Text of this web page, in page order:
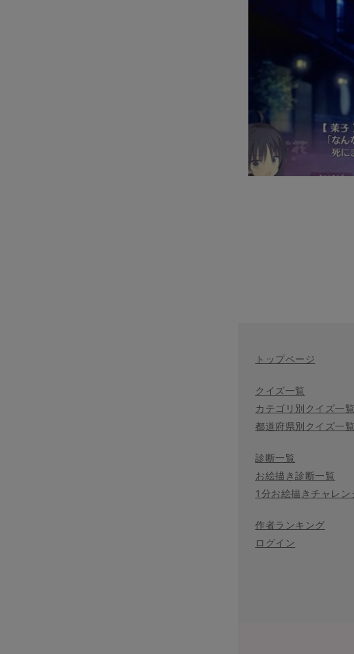
トップページ
クイズ一覧
カテゴリ別クイズ一覧
都道府県別クイズ一覧
診断一覧
お絵描き診断一覧
1分お絵描きチャレン
作者ランキング
ログイン